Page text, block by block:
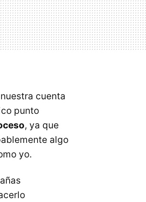
cuenta
punto
, ya que
algo
yo.